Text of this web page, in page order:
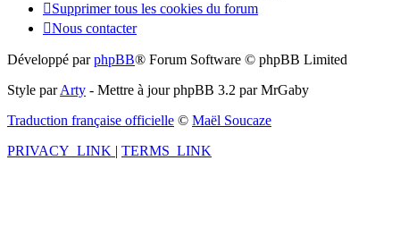
Supprimer tous les cookies du forum
Nous contacter
Développé parphpBB® Forum Software © phpBB Limited
Style parArty - Mettre à jour phpBB 3.2 par MrGaby
Traduction française officielle © Maël Soucaze
PRIVACY_LINK | TERMS_LINK